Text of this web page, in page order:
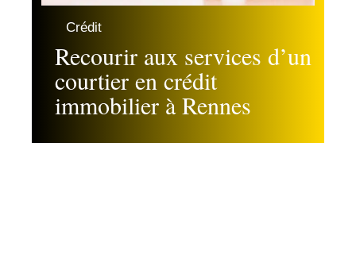
Crédit
Recourir aux services d’un
courtier en crédit
immobilier à Rennes